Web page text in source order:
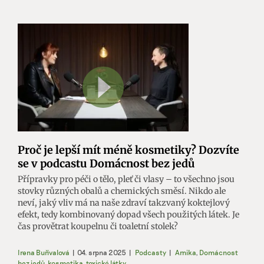
Proč je lepší mít méně kosmetiky? Dozvíte
se v podcastu Domácnost bez jedů
Přípravky pro péči o tělo, pleť či vlasy – to všechno jsou
stovky různých obalů a chemických směsí. Nikdo ale
neví, jaký vliv má na naše zdraví takzvaný koktejlový
efekt, tedy kombinovaný dopad všech použitých látek. Je
čas provětrat koupelnu či toaletní stolek?
Irena Buřívalová | 04. srpna 2025 | Podcasty | Arnika, Domácnost